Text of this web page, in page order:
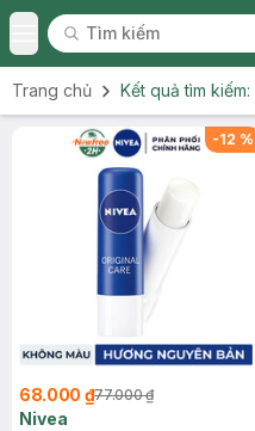
Toggle Menu
Tìm kiếm
Tìm kiếm
Trang chủ Kết quả tìm kiếm:
-12 %
68.000 ₫77.000 ₫
Nivea